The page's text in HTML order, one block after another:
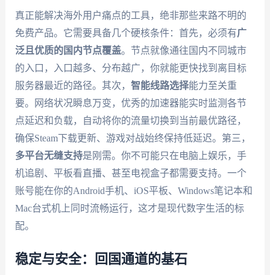
真正能解决海外用户痛点的工具，绝非那些来路不明的
免费产品。它需要具备几个硬核条件：首先，必须有广
泛且优质的国内节点覆盖。节点就像通往国内不同城市
的入口，入口越多、分布越广，你就能更快找到离目标
服务器最近的路径。其次， 智能线路选择能力至关重
要。网络状况瞬息万变，优秀的加速器能实时监测各节
点延迟和负载，自动将你的流量切换到当前最优路径，
确保Steam下载更新、游戏对战始终保持低延迟。第三，
多平台无缝支持是刚需。你不可能只在电脑上娱乐，手
机追剧、平板看直播、甚至电视盒子都需要支持。一个
账号能在你的Android手机、iOS平板、Windows笔记本和
Mac台式机上同时流畅运行，这才是现代数字生活的标
配。
稳定与安全：回国通道的基石